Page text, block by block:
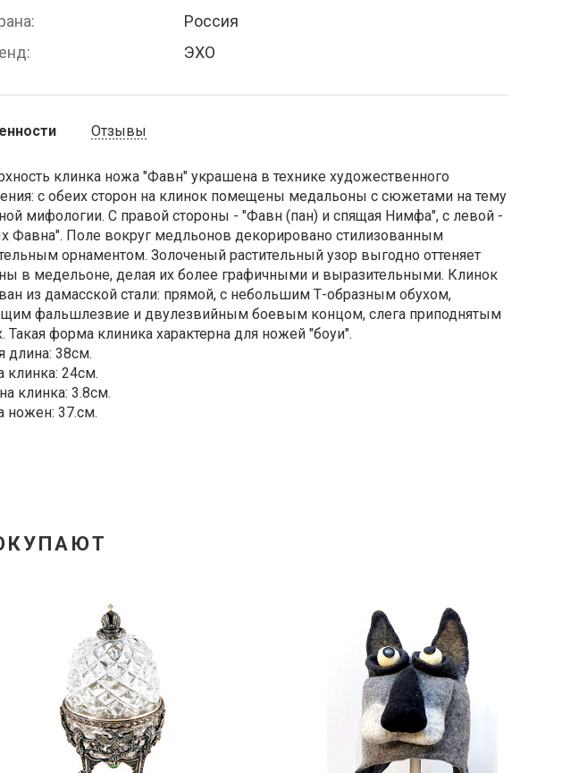
Россия
ЭХО
Отзывы
клинка ножа "Фавн" украшена в технике художественного
с обеих сторон на клинок помещены медальоны с сюжетами на тему
мифологии. С правой стороны - "Фавн (пан) и спящая Нимфа", с левой -
Фавна". Поле вокруг медльонов декорировано стилизованным
орнаментом. Золоченый растительный узор выгодно оттеняет
в медельоне, делая их более графичными и выразительными. Клинок
из дамасской стали: прямой, с небольшим Т-образным обухом,
фальшлезвие и двулезвийным боевым концом, слега приподнятым
Такая форма клиника характерна для ножей "боуи".
длина: 38см.
клинка: 24см.
клинка: 3.8см.
ножен: 37.см.